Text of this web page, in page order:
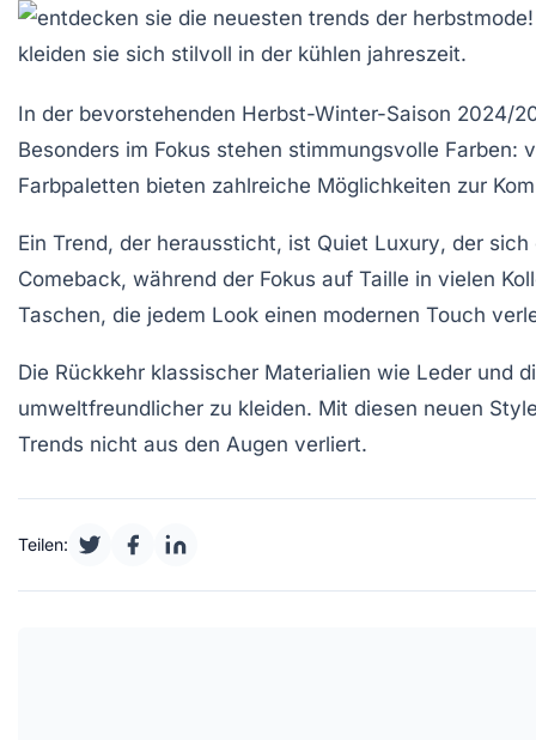
In der bevorstehenden Herbst-Winter-Saison 2024/
Besonders im Fokus stehen stimmungsvolle Farben:
Farbpaletten bieten zahlreiche Möglichkeiten zur
Ein Trend, der heraussticht, ist Quiet Luxury, der
Comeback, während der Fokus auf Taille in vielen
Taschen, die jedem Look einen modernen Touch
Die Rückkehr klassischer Materialien wie Leder und
umweltfreundlicher zu kleiden. Mit diesen neuen
Trends nicht aus den Augen verliert.
Teilen: